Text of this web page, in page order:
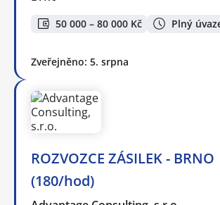
50 000 – 80 000 Kč Plný
Zveřejněno: 5. srpna
ROZVOZCE ZÁSILEK - BRNO
(180/hod)